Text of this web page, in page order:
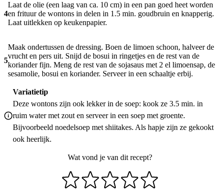
4
Laat de olie (een laag van ca. 10 cm) in een pan goed heet worden
en frituur de wontons in delen in 1.5 min. goudbruin en knapperig.
Laat uitlekken op keukenpapier.
5
Maak ondertussen de dressing. Boen de limoen schoon, halveer de
vrucht en pers uit. Snijd de bosui in ringetjes en de rest van de
koriander fijn. Meng de rest van de sojasaus met 2 el limoensap, de
sesamolie, bosui en koriander. Serveer in een schaaltje erbij.
Variatietip
Deze wontons zijn ook lekker in de soep: kook ze 3.5 min. in
ruim water met zout en serveer in een soep met groente.
Bijvoorbeeld noedelsoep met shiitakes. Als hapje zijn ze gekookt
ook heerlijk.
Wat vond je van dit recept?